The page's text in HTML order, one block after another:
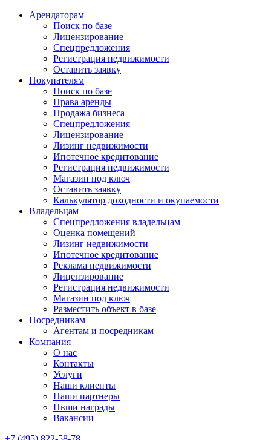
Арендаторам
Поиск по базе
Лицензирование
Спецпредложения
Регистрация недвижимости
Оставить заявку
Покупателям
Поиск по базе
Права аренды
Продажа бизнеса
Спецпредложения
Лицензирование
Лизинг недвижимости
Ипотечное кредитование
Регистрация недвижимости
Магазин под ключ
Оставить заявку
Калькулятор доходности и окупаемости
Владельцам
Спецпредложения владельцам
Оценка помещений
Лизинг недвижимости
Ипотечное кредитование
Реклама недвижимости
Лицензирование
Регистрация недвижимости
Магазин под ключ
Разместить объект в базе
Посредникам
Агентам и посредникам
Компания
О нас
Контакты
Услуги
Наши клиенты
Наши партнеры
Нвши награды
Вакансии